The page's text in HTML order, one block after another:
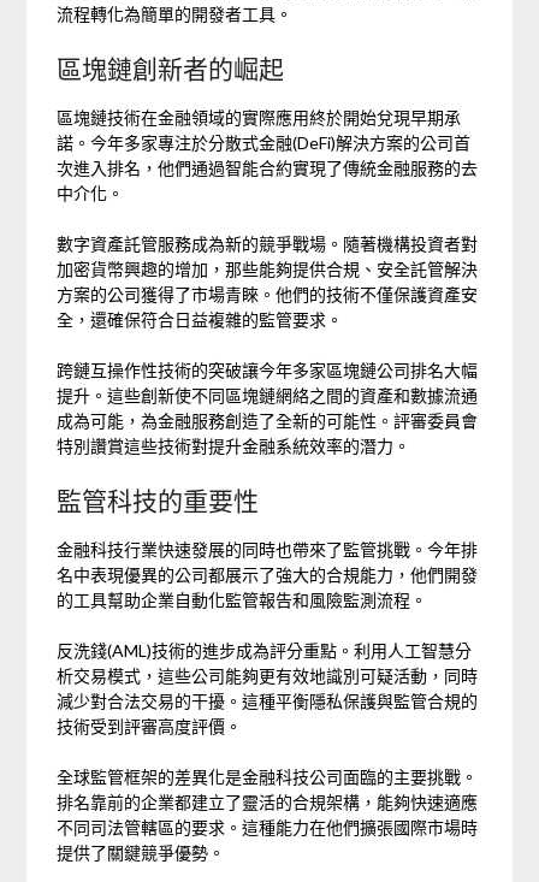
流程轉化為簡單的開發者工具。
區塊鏈創新者的崛起
區塊鏈技術在金融領域的實際應用終於開始兌現早期承
諾。今年多家專注於分散式金融(DeFi)解決方案的公司首
次進入排名，他們通過智能合約實現了傳統金融服務的去
中介化。
數字資產託管服務成為新的競爭戰場。隨著機構投資者對
加密貨幣興趣的增加，那些能夠提供合規、安全託管解決
方案的公司獲得了市場青睞。他們的技術不僅保護資產安
全，還確保符合日益複雜的監管要求。
跨鏈互操作性技術的突破讓今年多家區塊鏈公司排名大幅
提升。這些創新使不同區塊鏈網絡之間的資產和數據流通
成為可能，為金融服務創造了全新的可能性。評審委員會
特別讚賞這些技術對提升金融系統效率的潛力。
監管科技的重要性
金融科技行業快速發展的同時也帶來了監管挑戰。今年排
名中表現優異的公司都展示了強大的合規能力，他們開發
的工具幫助企業自動化監管報告和風險監測流程。
反洗錢(AML)技術的進步成為評分重點。利用人工智慧分
析交易模式，這些公司能夠更有效地識別可疑活動，同時
減少對合法交易的干擾。這種平衡隱私保護與監管合規的
技術受到評審高度評價。
全球監管框架的差異化是金融科技公司面臨的主要挑戰。
排名靠前的企業都建立了靈活的合規架構，能夠快速適應
不同司法管轄區的要求。這種能力在他們擴張國際市場時
提供了關鍵競爭優勢。